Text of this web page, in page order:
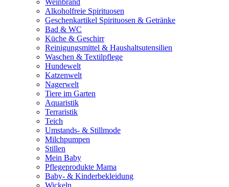
Weinbrand
Alkoholfreie Spirituosen
Geschenkartikel Spirituosen & Getränke
Bad & WC
Küche & Geschirr
Reinigungsmittel & Haushaltsutensilien
Waschen & Textilpflege
Hundewelt
Katzenwelt
Nagerwelt
Tiere im Garten
Aquaristik
Terraristik
Teich
Umstands- & Stillmode
Milchpumpen
Stillen
Mein Baby
Pflegeprodukte Mama
Baby- & Kinderbekleidung
Wickeln